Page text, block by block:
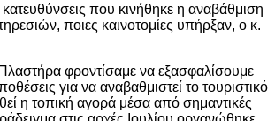
που κινήθηκε η αναβάθμιση
ποιες καινοτομίες υπήρξαν, ο κ.
φροντίσαμε να εξασφαλίσουμε
για να αναβαθμιστεί το τουριστικό
η τοπική αγορά μέσα από σημαντικές